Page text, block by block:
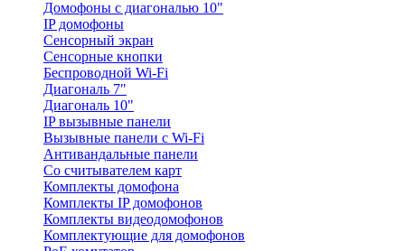
Домофоны с диагональю 10"
IP домофоны
Сенсорный экран
Сенсорные кнопки
Беспроводной Wi-Fi
Диагональ 7"
Диагональ 10"
IP вызывные панели
Вызывные панели с Wi-Fi
Антивандальные панели
Со считывателем карт
Комплекты домофона
Комплекты IP домофонов
Комплекты видеодомофонов
Комплектующие для домофонов